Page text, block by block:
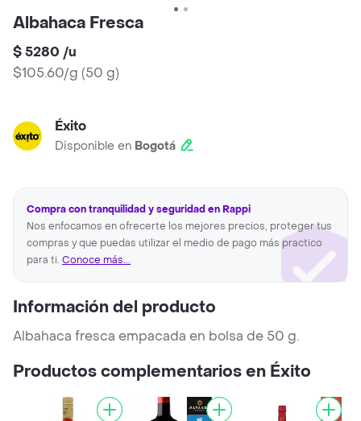
Albahaca Fresca
$ 5280 /u
$105.60/g (50 g)
Éxito
Disponible en Bogotá
Compra con tranquilidad y seguridad en Rappi
Nos enfocamos en ofrecerte los mejores precios, proteger tus
compras y que puedas utilizar el medio de pago más practico
para ti. Conoce más...
Información del producto
Albahaca fresca empacada en bolsa de 50 g.
Productos complementarios en Éxito